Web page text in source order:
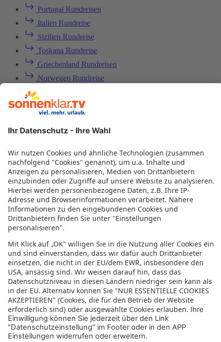
Portugal Rundreisen
Italien Rundreise
Sizilien Rundreise
Toskana Rundreise
Griechenland Rundreisen
Norwegen Rundreise
Baltikum Rundreise
Skandinavien Rundreise
Azoren Rundreise
Spanien Rundreise
Türkei Rundreise
Bewertung für sonnenklar.TV – EUVIA Travel
GmbH
4.4/5
4.4 von 5 Sternen
aus 61 Bewertungen
(letzte 12 Monate)